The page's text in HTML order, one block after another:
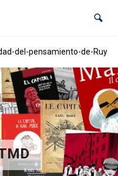
del-pensamiento-de-Ruy-